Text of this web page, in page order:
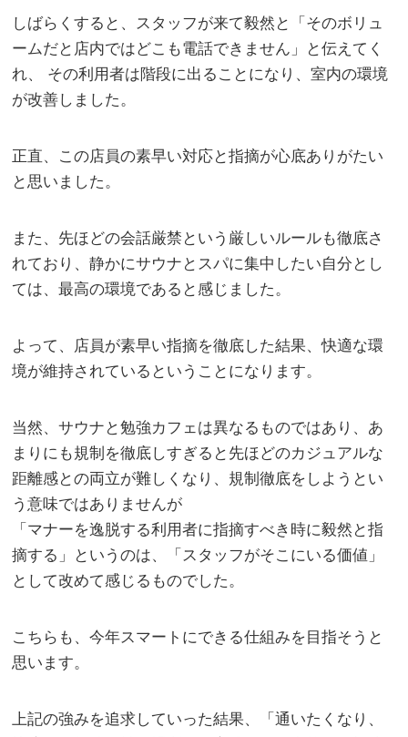
しばらくすると、スタッフが来て毅然と「そのボリュ
ームだと店内ではどこも電話できません」と伝えてく
れ、 その利用者は階段に出ることになり、室内の環境
が改善しました。
正直、この店員の素早い対応と指摘が心底ありがたい
と思いました。
また、先ほどの会話厳禁という厳しいルールも徹底さ
れており、静かにサウナとスパに集中したい自分とし
ては、最高の環境であると感じました。
よって、店員が素早い指摘を徹底した結果、快適な環
境が維持されているということになります。
当然、サウナと勉強カフェは異なるものではあり、あ
まりにも規制を徹底しすぎると先ほどのカジュアルな
距離感との両立が難しくなり、規制徹底をしようとい
う意味ではありませんが
「マナーを逸脱する利用者に指摘すべき時に毅然と指
摘する」というのは、「スタッフがそこにいる価値」
として改めて感じるものでした。
こちらも、今年スマートにできる仕組みを目指そうと
思います。
上記の強みを追求していった結果、「通いたくなり、